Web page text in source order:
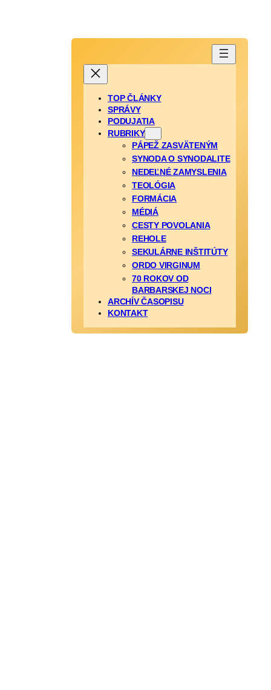
TOP ČLÁNKY
SPRÁVY
PODUJATIA
RUBRIKY
PÁPEŽ ZASVÄTENÝM
SYNODA O SYNODALITE
NEDEĽNÉ ZAMYSLENIA
TEOLÓGIA
FORMÁCIA
MÉDIÁ
CESTY POVOLANIA
REHOLE
SEKULÁRNE INŠTITÚTY
ORDO VIRGINUM
70 ROKOV OD
BARBARSKEJ NOCI
ARCHÍV ČASOPISU
KONTAKT